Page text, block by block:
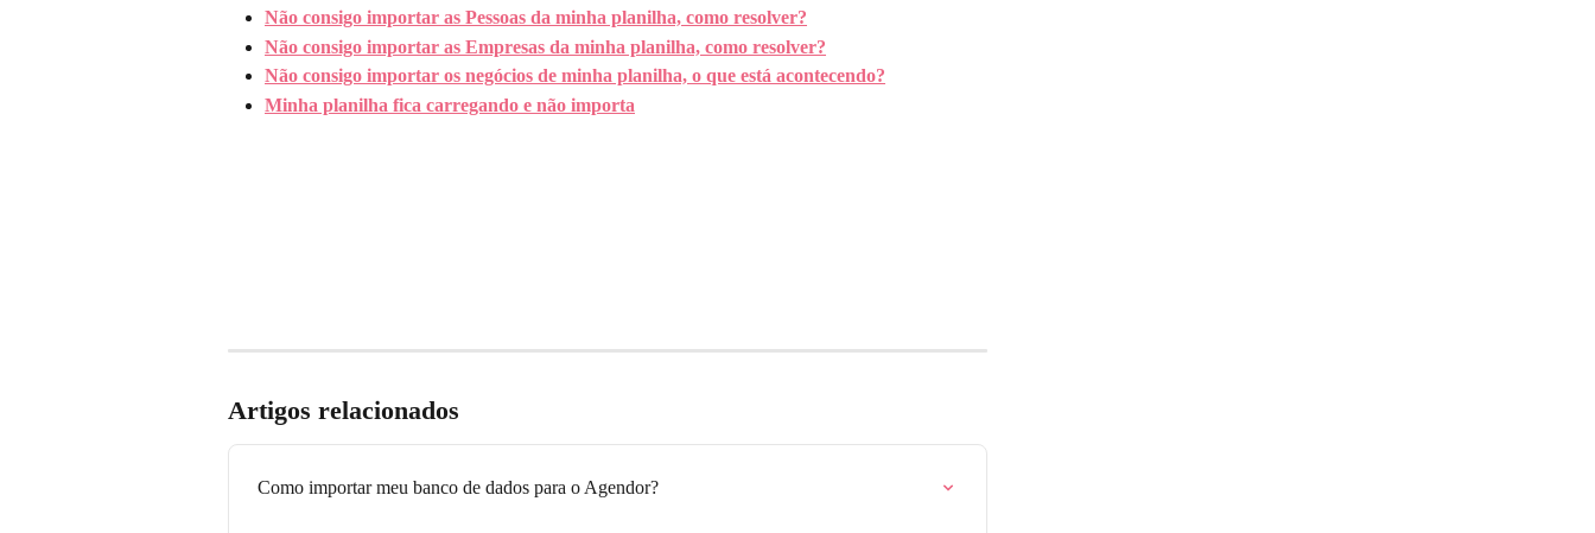
Não consigo importar as Pessoas da minha planilha, como resolver?
Não consigo importar as Empresas da minha planilha, como resolver?
Não consigo importar os negócios de minha planilha, o que está acontecendo?
Minha planilha fica carregando e não importa
Artigos relacionados
Como importar meu banco de dados para o Agendor?